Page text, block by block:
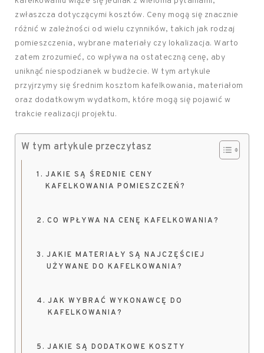
zwłaszcza dotyczącymi kosztów. Ceny mogą się znacznie
różnić w zależności od wielu czynników, takich jak rodzaj
pomieszczenia, wybrane materiały czy lokalizacja. Warto
zatem zrozumieć, co wpływa na ostateczną cenę, aby
uniknąć niespodzianek w budżecie. W tym artykule
przyjrzymy się średnim kosztom kafelkowania, materiałom
oraz dodatkowym wydatkom, które mogą się pojawić w
trakcie realizacji projektu.
W tym artykule przeczytasz
JAKIE SĄ ŚREDNIE CENY
KAFELKOWANIA POMIESZCZEŃ?
CO WPŁYWA NA CENĘ KAFELKOWANIA?
JAKIE MATERIAŁY SĄ NAJCZĘŚCIEJ
UŻYWANE DO KAFELKOWANIA?
JAK WYBRAĆ WYKONAWCĘ DO
KAFELKOWANIA?
JAKIE SĄ DODATKOWE KOSZTY